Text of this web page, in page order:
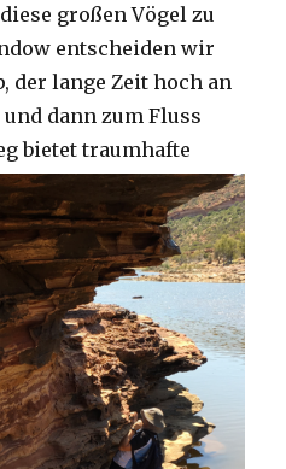
großen Vögel zu
entscheiden wir
der lange Zeit hoch an
dann zum Fluss
bietet traumhafte